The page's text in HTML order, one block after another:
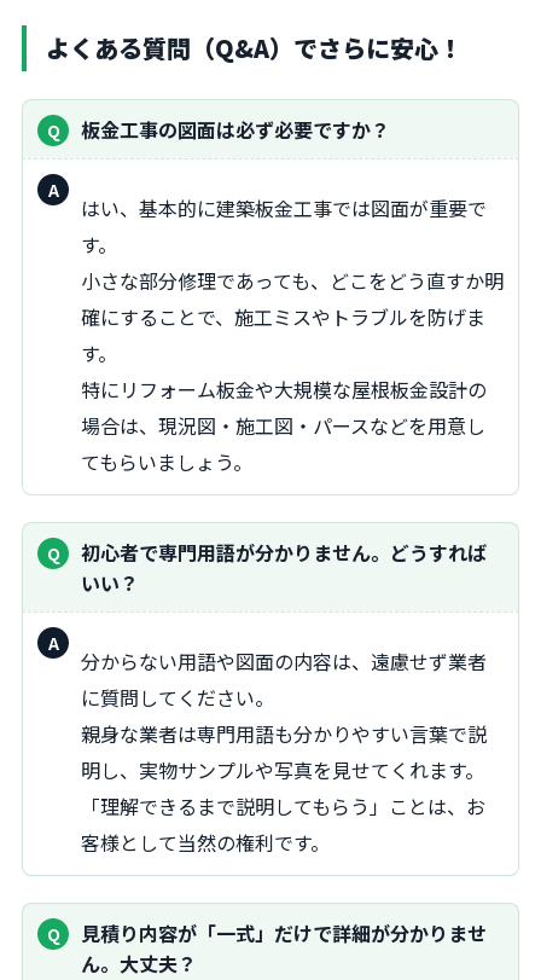
よくある質問（Q&A）でさらに安心！
板金工事の図面は必ず必要ですか？
答：
はい、基本的に建築板金工事では図面が重要で
す。
小さな部分修理であっても、どこをどう直すか明
確にすることで、施工ミスやトラブルを防げま
す。
特にリフォーム板金や大規模な屋根板金設計の
場合は、現況図・施工図・パースなどを用意し
てもらいましょう。
初心者で専門用語が分かりません。どうすれば
いい？
答：
分からない用語や図面の内容は、遠慮せず業者
に質問してください。
親身な業者は専門用語も分かりやすい言葉で説
明し、実物サンプルや写真を見せてくれます。
「理解できるまで説明してもらう」ことは、お
客様として当然の権利です。
見積り内容が「一式」だけで詳細が分かりませ
ん。大丈夫？